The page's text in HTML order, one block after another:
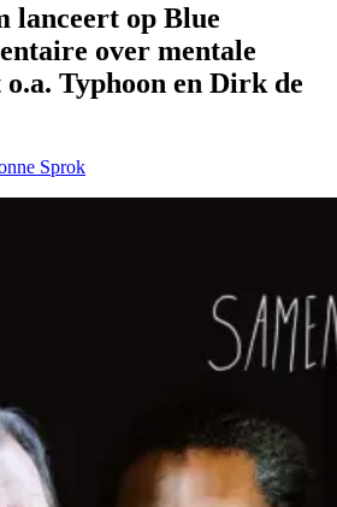
lanceert op Blue
over mentale
o.a. Typhoon en Dirk de
Sprok